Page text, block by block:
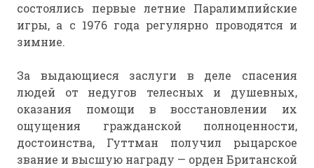
состоялись первые летние Паралимпийские
игры, а с 1976 года регулярно проводятся и
зимние.
За выдающиеся заслуги в деле спасения
людей от недугов телесных и душевных,
оказания помощи в восстановлении их
ощущения гражданской полноценности,
достоинства, Гуттман получил рыцарское
звание и высшую награду — орден Британской